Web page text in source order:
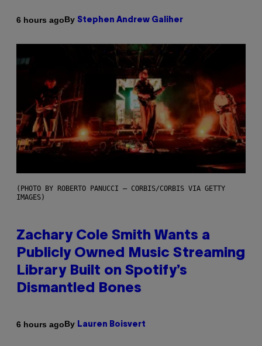
6 hours agoBy Stephen Andrew Galiher
(PHOTO BY ROBERTO PANUCCI – CORBIS/CORBIS VIA GETTY
IMAGES)
Zachary Cole Smith Wants a
Publicly Owned Music Streaming
Library Built on Spotify’s
Dismantled Bones
6 hours agoBy Lauren Boisvert